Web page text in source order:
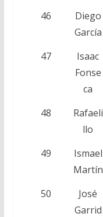
46
Diego
García
47
Isaac
Fonse
ca
48
Rafaeli
llo
49
Ismael
Martín
50
José
Garrid